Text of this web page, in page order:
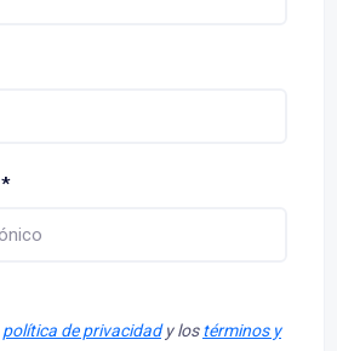
*
política de privacidady lostérminos y